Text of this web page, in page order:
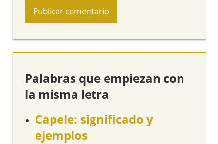
Palabras que empiezan con
la misma letra
Capele: significado y
ejemplos